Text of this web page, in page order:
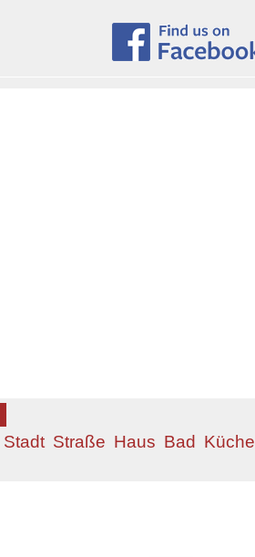
Stadt Straße Haus Bad Küche